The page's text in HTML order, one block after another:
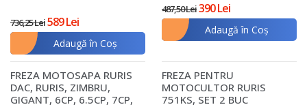
736,25 Lei589 Lei
Adaugă în Coş
487,50 Lei390 Lei
Adaugă în Coş
FREZA MOTOSAPA RURIS
DAC, RURIS, ZIMBRU,
GIGANT, 6CP, 6.5CP, 7CP,
FREZA PENTRU
MOTOCULTOR RURIS
751KS, SET 2 BUC